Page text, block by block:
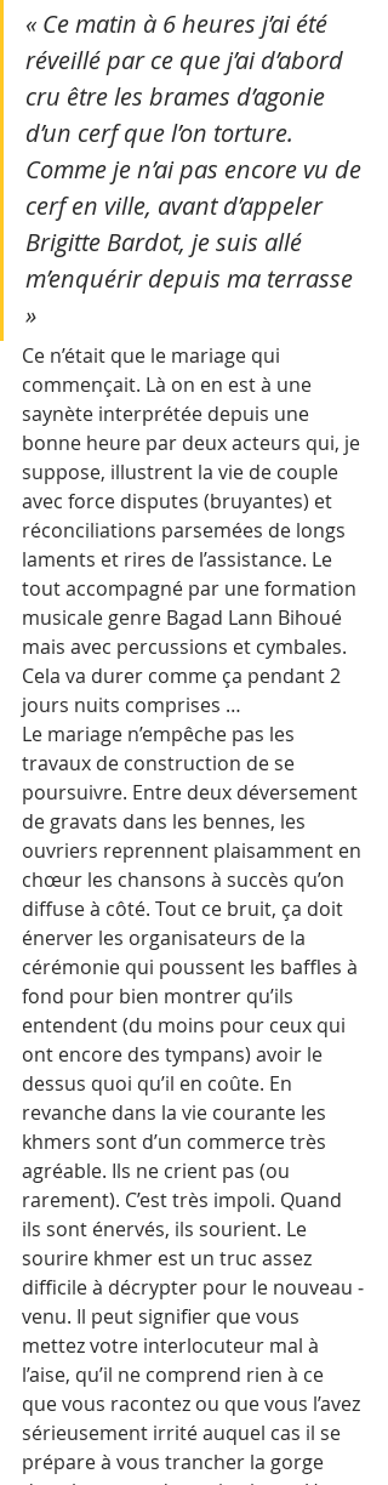
« Ce matin à 6 heures j’ai été
réveillé par ce que j’ai d’abord
cru être les brames d’agonie
d’un cerf que l’on torture.
Comme je n’ai pas encore vu de
cerf en ville, avant d’appeler
Brigitte Bardot, je suis allé
m’enquérir depuis ma terrasse
»
Ce n’était que le mariage qui
commençait. Là on en est à une
saynète interprétée depuis une
bonne heure par deux acteurs qui, je
suppose, illustrent la vie de couple
avec force disputes (bruyantes) et
réconciliations parsemées de longs
laments et rires de l’assistance. Le
tout accompagné par une formation
musicale genre Bagad Lann Bihoué
mais avec percussions et cymbales.
Cela va durer comme ça pendant 2
jours nuits comprises …
Le mariage n’empêche pas les
travaux de construction de se
poursuivre. Entre deux déversement
de gravats dans les bennes, les
ouvriers reprennent plaisamment en
chœur les chansons à succès qu’on
diffuse à côté. Tout ce bruit, ça doit
énerver les organisateurs de la
cérémonie qui poussent les baffles à
fond pour bien montrer qu’ils
entendent (du moins pour ceux qui
ont encore des tympans) avoir le
dessus quoi qu’il en coûte. En
revanche dans la vie courante les
khmers sont d’un commerce très
agréable. Ils ne crient pas (ou
rarement). C’est très impoli. Quand
ils sont énervés, ils sourient. Le
sourire khmer est un truc assez
difficile à décrypter pour le nouveau ­
venu. Il peut signifier que vous
mettez votre interlocuteur mal à
l’aise, qu’il ne comprend rien à ce
que vous racontez ou que vous l’avez
sérieusement irrité auquel cas il se
prépare à vous trancher la gorge